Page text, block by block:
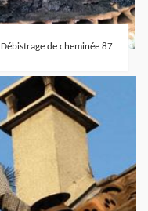
Débistrage de cheminée 87